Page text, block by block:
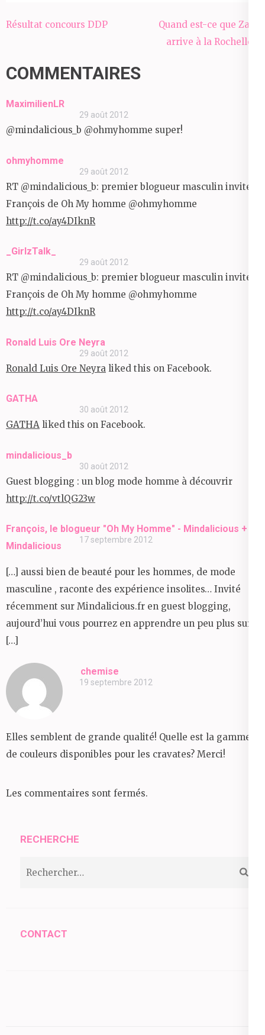
Navigation
Résultat concours DDP
Quand est-ce que Zara
arrive à la Rochelle ?
COMMENTAIRES
MaximilienLR
29 août 2012
@mindalicious_b @ohmyhomme super!
ohmyhomme
29 août 2012
RT @mindalicious_b: premier blogueur masculin invité :
François de Oh My homme @ohmyhomme
http://t.co/ay4DIknR
_GirlzTalk_
29 août 2012
RT @mindalicious_b: premier blogueur masculin invité :
François de Oh My homme @ohmyhomme
http://t.co/ay4DIknR
Ronald Luis Ore Neyra
29 août 2012
Ronald Luis Ore Neyra liked this on Facebook.
GATHA
30 août 2012
GATHA liked this on Facebook.
mindalicious_b
30 août 2012
Guest blogging : un blog mode homme à découvrir
http://t.co/vtlQG23w
François, le blogueur "Oh My Homme" - Mindalicious +
Mindalicious
17 septembre 2012
[…] aussi bien de beauté pour les hommes, de mode
masculine , raconte des expérience insolites… Invité
récemment sur Mindalicious.fr en guest blogging,
aujourd’hui vous pourrez en apprendre un peu plus sur
[…]
chemise
19 septembre 2012
Elles semblent de grande qualité! Quelle est la gamme
de couleurs disponibles pour les cravates? Merci!
Les commentaires sont fermés.
RECHERCHE
CONTACT